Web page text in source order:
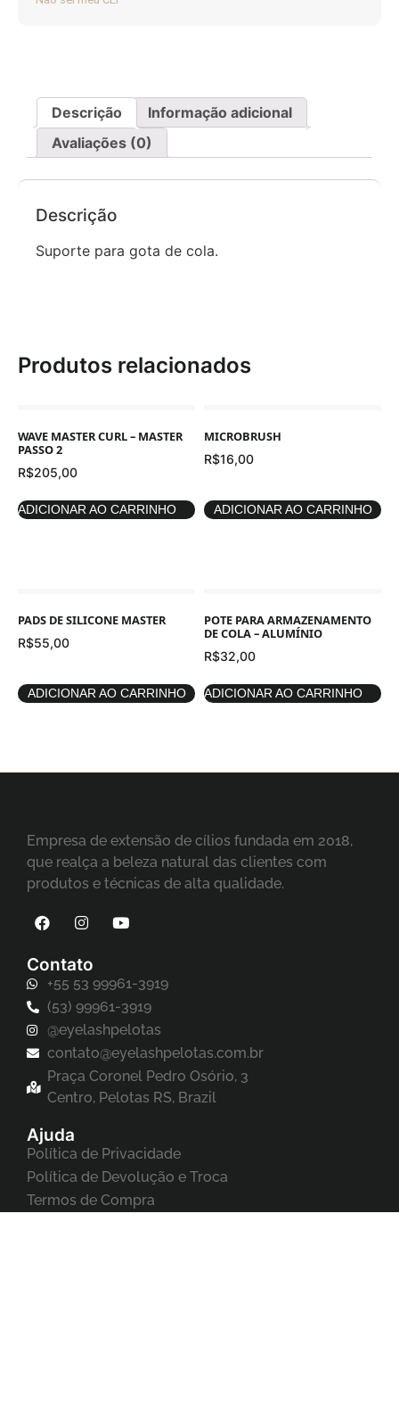
Descrição
Informação adicional
Avaliações (0)
Descrição
Suporte para gota de cola.
Produtos relacionados
WAVE MASTER CURL – MASTER
R$ 205,00
ADICIONAR AO CARRINHO
R$ 16,00
ADICIONAR AO CARRINHO
R$ 55,00
ADICIONAR AO CARRINHO
POTE PARA ARMAZENAMENTO
R$ 32,00
ADICIONAR AO CARRINHO
Empresa de extensão de cílios fundada em 2018,
que realça a beleza natural das clientes com
produtos e técnicas de alta qualidade.
Contato
+55 53 99961-3919
(53) 99961-3919
@eyelashpelotas
contato@eyelashpelotas.com.br
Praça Coronel Pedro Osório, 3
Centro, Pelotas RS, Brazil
Ajuda
Política de Privacidade
Política de Devolução e Troca
Termos de Compra